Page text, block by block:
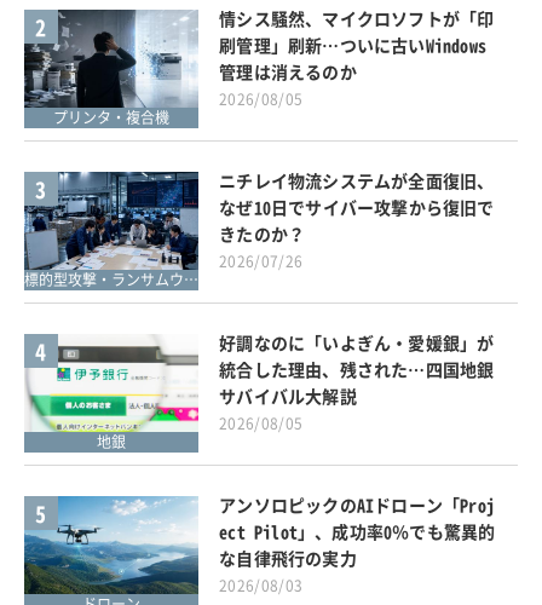
2
プリンタ・複合機
情シス騒然、マイクロソフトが「印
刷管理」刷新…ついに古いWindows
管理は消えるのか
2026/08/05
3
標的型攻撃・ランサムウェア対策
ニチレイ物流システムが全面復旧、
なぜ10日でサイバー攻撃から復旧で
きたのか？
2026/07/26
4
地銀
好調なのに「いよぎん・愛媛銀」が
統合した理由、残された…四国地銀
サバイバル大解説
2026/08/05
5
アンソロピックのAIドローン「Proj
ect Pilot」、成功率0％でも驚異的
な自律飛行の実力
2026/08/03